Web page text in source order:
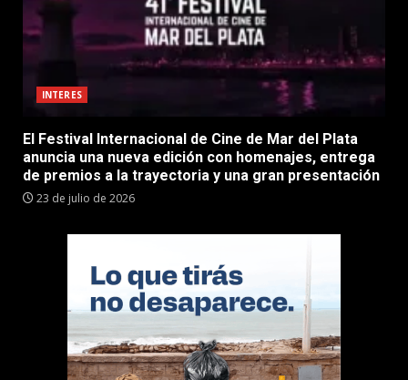
INTERES
El Festival Internacional de Cine de Mar del Plata
anuncia una nueva edición con homenajes, entrega
de premios a la trayectoria y una gran presentación
23 de julio de 2026